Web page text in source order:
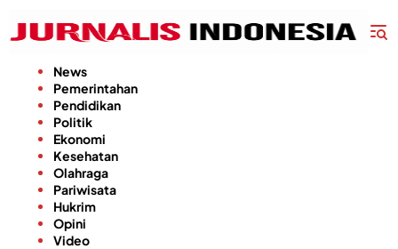
konten
News
Pemerintahan
Pendidikan
Politik
Ekonomi
Kesehatan
Olahraga
Pariwisata
Hukrim
Opini
Video